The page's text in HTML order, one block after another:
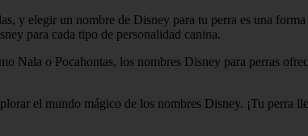
y elegir un nombre de Disney para tu perra es una
para cada tipo de personalidad canina.
o Pocahontas, los nombres Disney para perras
el mundo mágico de los nombres Disney. ¡Tu perra